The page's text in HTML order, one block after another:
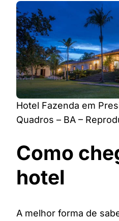
Hotel Fazenda em
Quadros – BA –
Como
hotel
A melhor forma de